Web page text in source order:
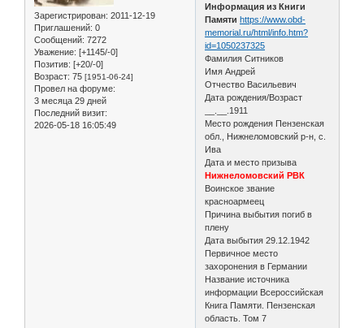
Зарегистрирован: 2011-12-19
Приглашений: 0
Сообщений: 7272
Уважение: [+1145/-0]
Позитив: [+20/-0]
Возраст: 75 [1951-06-24]
Провел на форуме:
3 месяца 29 дней
Последний визит:
2026-05-18 16:05:49
Информация из Книги
Памяти https://www.obd-
memorial.ru/html/info.htm?
id=1050237325
Фамилия Ситников
Имя Андрей
Отчество Васильевич
Дата рождения/Возраст
__.__.1911
Место рождения Пензенская
обл., Нижнеломовский р-н, с.
Ива
Дата и место призыва
Нижнеломовский РВК
Воинское звание
красноармеец
Причина выбытия погиб в
плену
Дата выбытия 29.12.1942
Первичное место
захоронения в Германии
Название источника
информации Всероссийская
Книга Памяти. Пензенская
область. Том 7